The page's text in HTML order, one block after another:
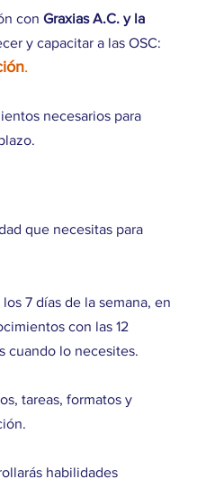
con Graxias A.C. y la
y capacitar a las OSC:
.
necesarios para
que necesitas para
7 días de la semana, en
con las 12
cuando lo necesites.
tareas, formatos y
habilidades